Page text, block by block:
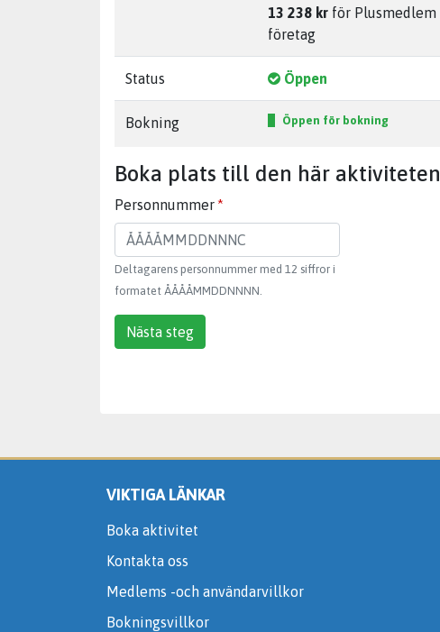
13 238 kr för Plusmedlem
företag
Status Öppen
Bokning Öppen för bokning
Boka plats till den här aktiviteten
Personnummer
Deltagarens personnummer med 12 siffror i
formatet ÅÅÅÅMMDDNNNN.
Nästa steg
VIKTIGA LÄNKAR
Boka aktivitet
Kontakta oss
Medlems -och användarvillkor
Bokningsvillkor